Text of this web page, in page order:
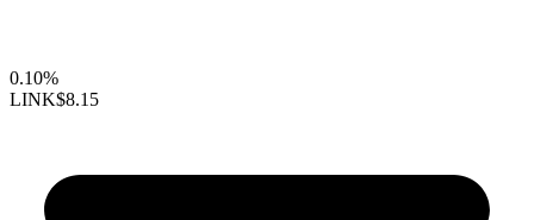
0.10%
LINK$8.15